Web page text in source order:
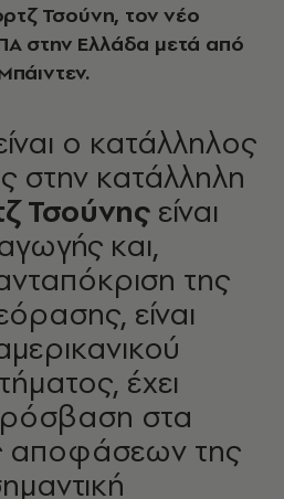
Τσούνη, τον νέο
στην Ελλάδα μετά από
κατάλληλη
Τσούνης είναι
και,
της
είναι
έχει
στα
αποφάσεων της